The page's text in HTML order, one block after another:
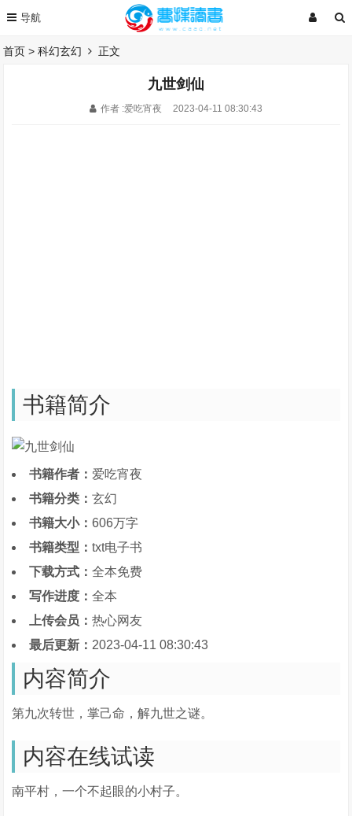
首页 >科幻玄幻 正文
九世剑仙
作者 :爱吃宵夜 2023-04-11 08:30:43
书籍简介
书籍作者： 爱吃宵夜
书籍分类：玄幻
书籍大小：606万字
书籍类型：txt电子书
下载方式：全本免费
写作进度：全本
上传会员：热心网友
最后更新： 2023-04-11 08:30:43
内容简介
第九次转世，掌己命，解九世之谜。
内容在线试读
南平村，一个不起眼的小村子。